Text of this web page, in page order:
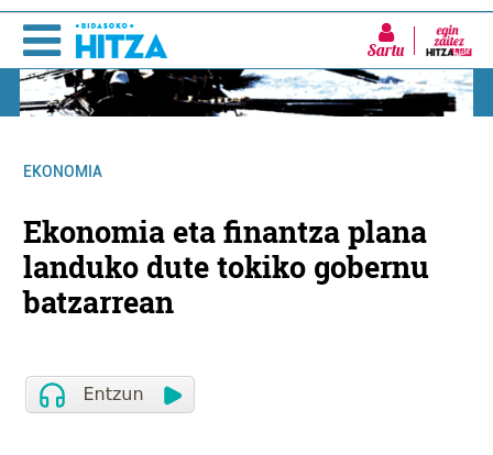
Sartu
EKONOMIA
Ekonomia eta finantza plana
landuko dute tokiko gobernu
batzarrean